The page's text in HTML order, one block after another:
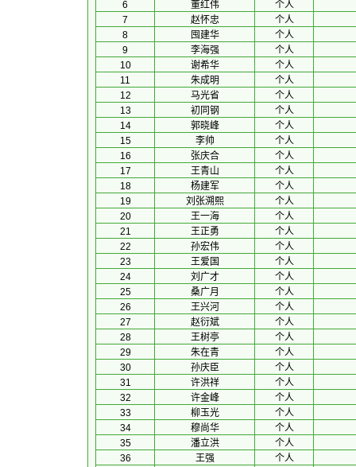
6
董红伟
个人
7
赵怀忠
个人
8
囤建华
个人
9
李海强
个人
10
谢希华
个人
11
朱成明
个人
12
马光省
个人
13
初同钢
个人
14
郭晓峰
个人
15
李帅
个人
16
张庆合
个人
17
王青山
个人
18
杨建军
个人
19
刘张溯熙
个人
20
王一海
个人
21
王正勇
个人
22
孙宏伟
个人
23
王爱国
个人
24
刘广才
个人
25
桑广月
个人
26
王兴河
个人
27
赵衍斌
个人
28
王树亭
个人
29
朱在青
个人
30
孙庆臣
个人
31
许洪祥
个人
32
许金峰
个人
33
柳玉光
个人
34
穆尚华
个人
35
潘立洪
个人
36
王强
个人